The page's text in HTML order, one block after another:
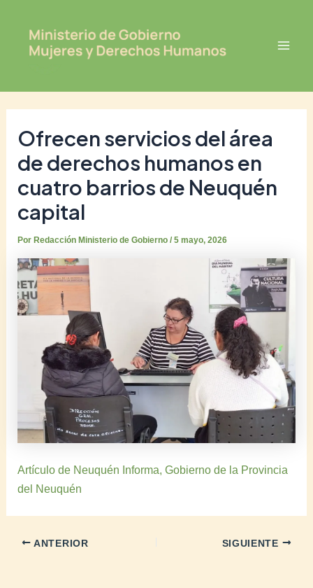
contenido
Ofrecen servicios del área
de derechos humanos en
cuatro barrios de Neuquén
capital
Por Redacción Ministerio de Gobierno/5 mayo, 2026
Artículo de Neuquén Informa, Gobierno de la Provincia
del Neuquén
navigation
ANTERIOR SIGUIENTE